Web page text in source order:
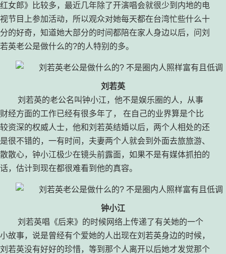
红女郎》比较多，最近几年除了开演唱会就很少到内地的电
视节目上参加活动，所以观众对她每天都在台湾忙些什么十
分的好奇，知道她大部分的时间都陪在家人身边以后，问刘
若英老公是做什么的?的人特别的多。
刘若英
刘若英的老公名叫钟小江，他不是娱乐圈的人，从事
财经方面的工作已经有很多年了， 在自己的业界算是个比
较资深的权威人士，他和刘若英结婚以后，两个人相处的还
是很不错的，一有时间，夫妻两个人就会到外面去旅旅游、
散散心，钟小江极少在镜头前露面，如果不是有媒体抓拍的
话，估计到现在都很难看到他的真容。
钟小江
刘若英唱《后来》的时候网络上传递了有关她的一个
小故事，说是曾经有个爱她的人出现在刘若英身边的时候，
刘若英没有好好的珍惜，等到那个人离开以后她才发觉那个